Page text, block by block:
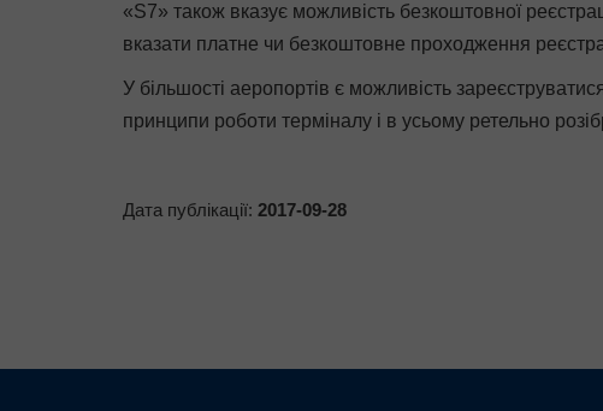
«S7» також вказує можливість безкоштовної
вказати платне чи безкоштовне проходження
У більшості аеропортів є можливість
принципи роботи терміналу і в усьому ретельно
Дата публікації: 2017-09-28